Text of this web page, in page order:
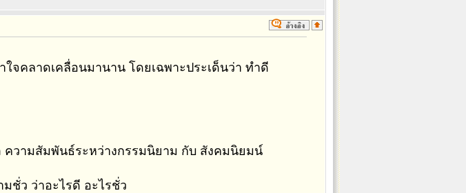
จคลาดเคลื่อนมานาน โดยเฉพาะประเด็นว่า ทำดี
วามสัมพันธ์ระหว่างกรรมนิยาม กับ สังคมนิยมน์
ชั่ว ว่าอะไรดี อะไรชั่ว